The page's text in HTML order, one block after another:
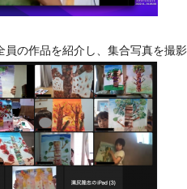
員の作品を紹介し、集合写真を撮